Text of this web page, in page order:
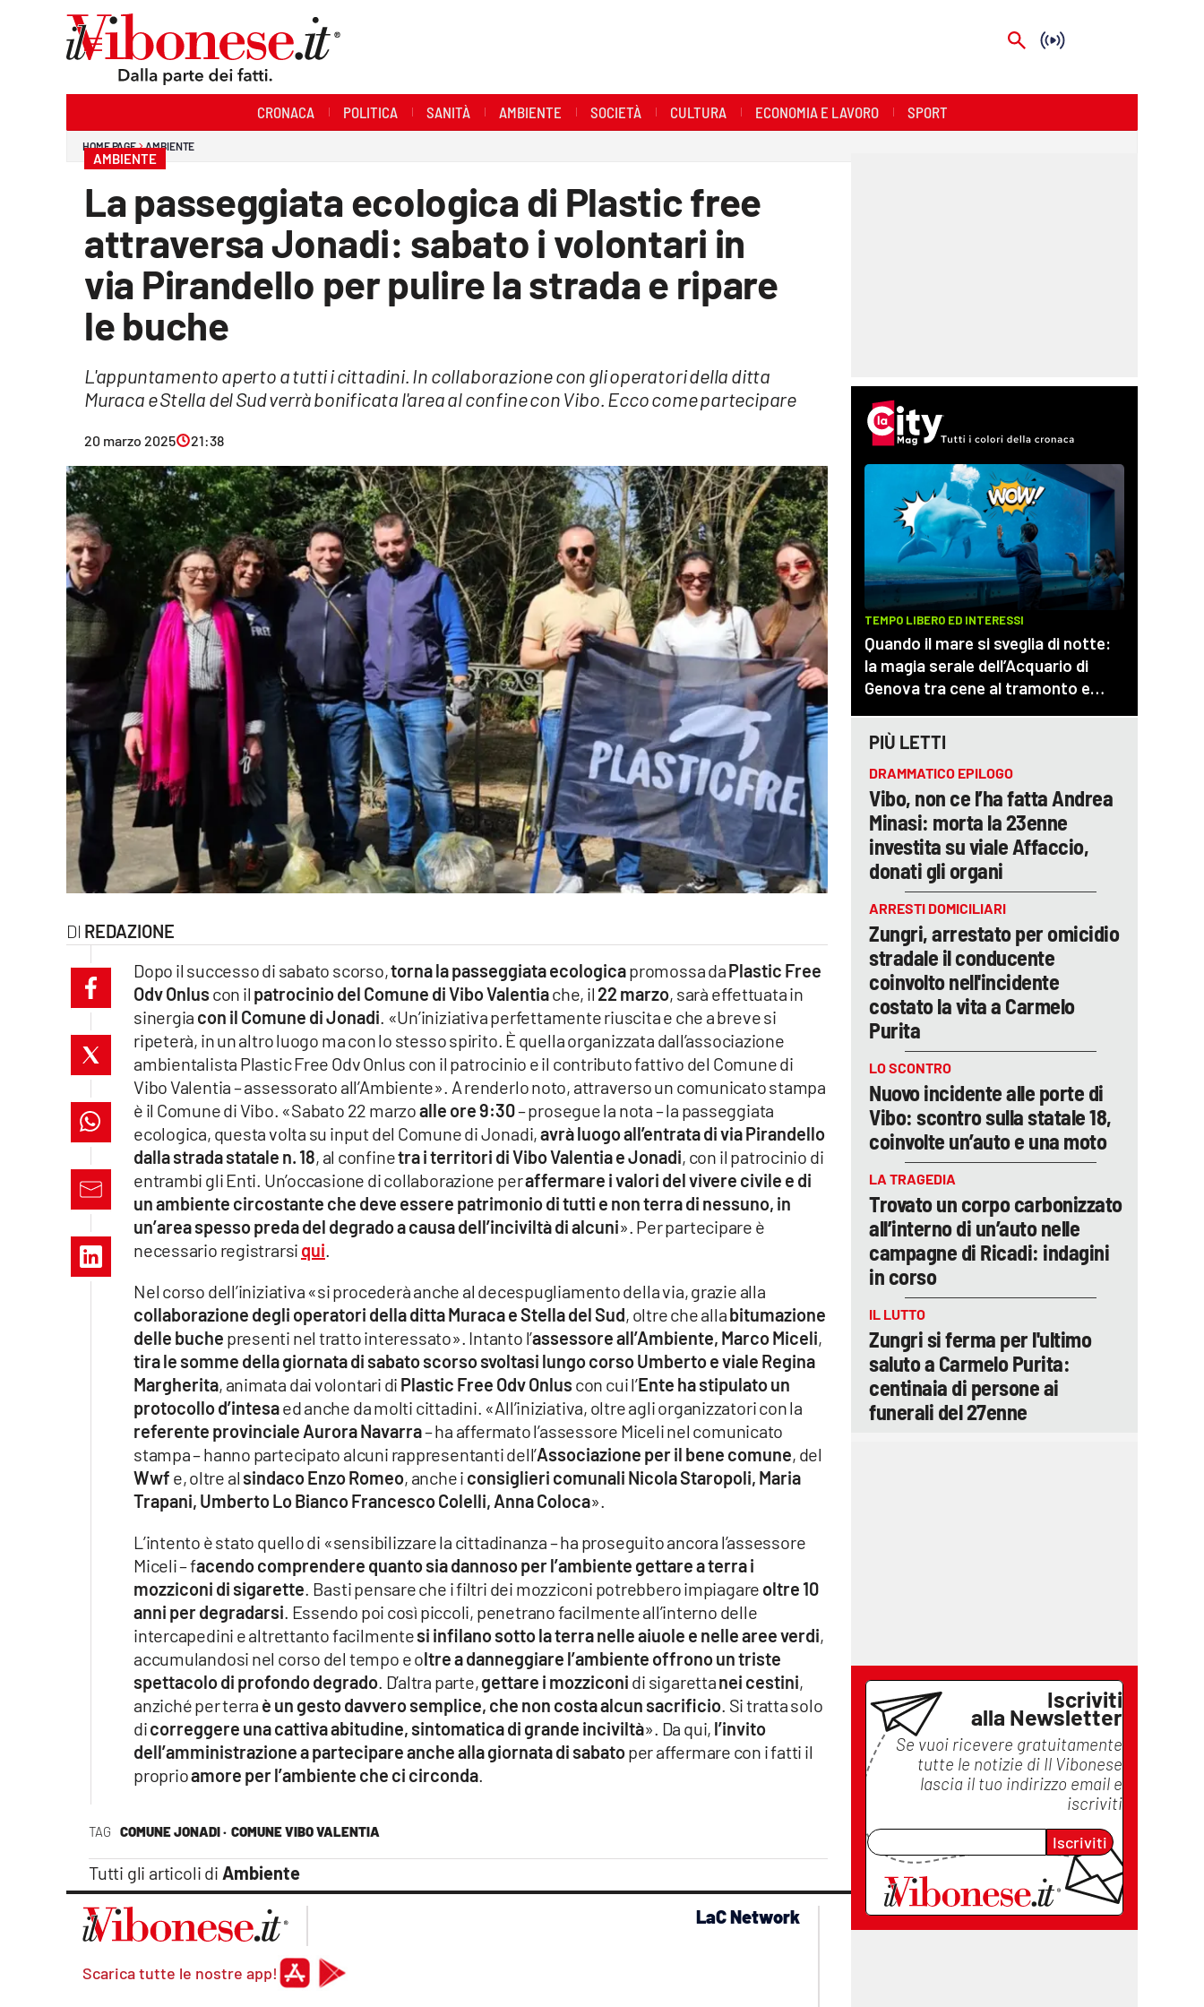
Economia e Lavoro
Streaming
Lac Network
catanzarochannel.it
lacapitalenews.it
Vai
CRONACA POLITICA SANITÀ AMBIENTE SOCIETÀ CULTURA ECONOMIA E LAVORO SPORT
HOME PAGE AMBIENTE
AMBIENTE
La passeggiata ecologica di Plastic free
attraversa Jonadi: sabato i volontari in
via Pirandello per pulire la strada e ripare
le buche
L'appuntamento aperto a tutti i cittadini. In collaborazione con gli operatori della ditta
Muraca e Stella del Sud verrà bonificata l'area al confine con Vibo. Ecco come partecipare
20 marzo 2025 21:38
REDAZIONE
TAG COMUNE JONADI · COMUNE VIBO VALENTIA
Tutti gli articoli di Ambiente
Dopo il successo di sabato scorso,torna la passeggiata ecologicapromossa daPlastic Free
Odv Onlus con il patrocinio del Comune di Vibo Valentiache, il 22 marzo, sarà effettuata in
sinergia con il Comune di Jonadi. «Un’iniziativa perfettamente riuscita e che a breve si
ripeterà, in un altro luogo ma con lo stesso spirito. È quella organizzata dall’associazione
ambientalista Plastic Free Odv Onlus con il patrocinio e il contributo fattivo del Comune di
Vibo Valentia – assessorato all’Ambiente». A renderlo noto, attraverso un comunicato stampa
è il Comune di Vibo. «Sabato 22 marzoalle ore 9:30– prosegue la nota – la passeggiata
ecologica, questa volta su input del Comune di Jonadi,avrà luogo all’entrata di via Pirandello
dalla strada statale n. 18, al confinetra i territori di Vibo Valentia e Jonadi, con il patrocinio di
entrambi gli Enti. Un’occasione di collaborazione peraffermare i valori del vivere civile e di
un ambiente circostante che deve essere patrimonio di tutti e non terra di nessuno, in
un’area spesso preda del degrado a causa dell’inciviltà di alcuni». Per partecipare è
necessario registrarsi qui.
Nel corso dell’iniziativa «si procederà anche al decespugliamento della via, grazie alla
collaborazione degli operatori della ditta Muraca e Stella del Sud, oltre che allabitumazione
delle buche presenti nel tratto interessato». Intanto l’assessore all’Ambiente, Marco Miceli,
tira le somme della giornata di sabato scorso svoltasi lungo corso Umberto e viale Regina
Margherita, animata dai volontari di Plastic Free Odv Onlus con cui l’Ente ha stipulato un
protocollo d’intesaed anche da molti cittadini. «All’iniziativa, oltre agli organizzatori con la
referente provinciale Aurora Navarra– ha affermato l’assessore Miceli nel comunicato
stampa – hanno partecipato alcuni rappresentanti dell’Associazione per il bene comune, del
Wwf e, oltre al sindaco Enzo Romeo, anche i consiglieri comunali Nicola Staropoli, Maria
Trapani, Umberto Lo Bianco Francesco Colelli, Anna Coloca».
L’intento è stato quello di «sensibilizzare la cittadinanza – ha proseguito ancora l’assessore
Miceli – facendo comprendere quanto sia dannoso per l’ambiente gettare a terra i
mozziconi di sigarette. Basti pensare che i filtri dei mozziconi potrebbero impiagare oltre 10
anni per degradarsi. Essendo poi così piccoli, penetrano facilmente all’interno delle
intercapedini e altrettanto facilmentesi infilano sotto la terra nelle aiuole e nelle aree verdi,
accumulandosi nel corso del tempo e oltre a danneggiare l’ambiente offrono un triste
spettacolo di profondo degrado. D’altra parte,gettare i mozziconi di sigarettanei cestini,
anziché per terra è un gesto davvero semplice, che non costa alcun sacrificio. Si tratta solo
dicorreggere una cattiva abitudine, sintomatica di grande inciviltà». Da qui, l’invito
dell’amministrazione a partecipare anche alla giornata di sabatoper affermare con i fatti il
proprioamore per l’ambiente che ci circonda.
PIÙ LETTI
DRAMMATICO EPILOGO
Vibo, non ce l’ha fatta Andrea
Minasi: morta la 23enne
investita su viale Affaccio,
donati gli organi
ARRESTI DOMICILIARI
Zungri, arrestato per omicidio
stradale il conducente
coinvolto nell'incidente
costato la vita a Carmelo
Purita
LO SCONTRO
Nuovo incidente alle porte di
Vibo: scontro sulla statale 18,
coinvolte un’auto e una moto
LA TRAGEDIA
Trovato un corpo carbonizzato
all’interno di un’auto nelle
campagne di Ricadi: indagini
in corso
IL LUTTO
Zungri si ferma per l'ultimo
saluto a Carmelo Purita:
centinaia di persone ai
funerali del 27enne
Iscriviti
alla Newsletter
Se vuoi ricevere gratuitamente
tutte le notizie di Il Vibonese
lascia il tuo indirizzo email e
iscriviti
Iscriviti
Scarica tutte le nostre app!
LaC Network
lacplay.it
lactv.it
lacitymag.it
lacapitalenews.it